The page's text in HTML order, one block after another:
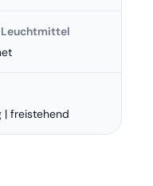
| freistehend